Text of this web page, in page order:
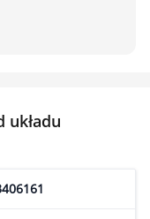
układu